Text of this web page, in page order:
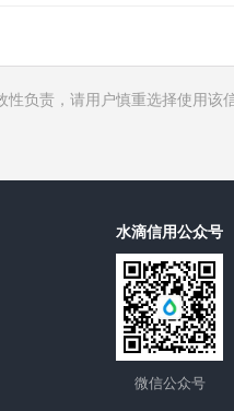
历史被
历史司
负责，请用户慎重选择使用该
水滴信用公众号
微信公众号